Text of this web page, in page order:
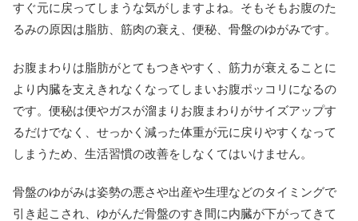
すぐ元に戻ってしまうな気がしますよね。そもそもお腹のた
るみの原因は脂肪、筋肉の衰え、便秘、骨盤のゆがみです。
お腹まわりは脂肪がとてもつきやすく、筋力が衰えることに
より内臓を支えきれなくなってしまいお腹ポッコリになるの
です。便秘は便やガスが溜まりお腹まわりがサイズアップす
るだけでなく、せっかく減った体重が元に戻りやすくなって
しまうため、生活習慣の改善をしなくてはいけません。
骨盤のゆがみは姿勢の悪さや出産や生理などのタイミングで
引き起こされ、ゆがんだ骨盤のすき間に内臓が下がってきて